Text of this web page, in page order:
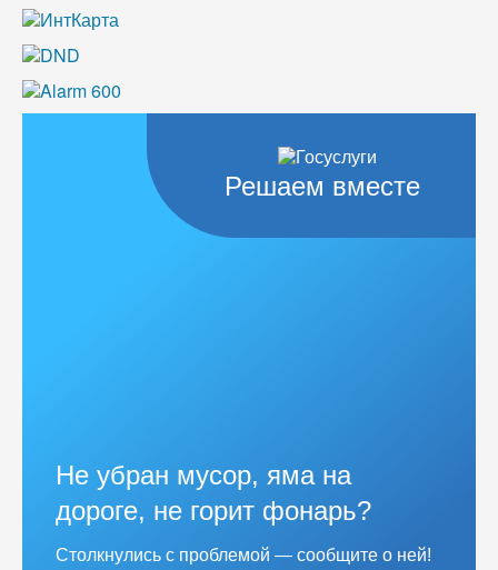
Решаем вместе
Не убран мусор, яма на
дороге, не горит фонарь?
Столкнулись с проблемой — сообщите о ней!